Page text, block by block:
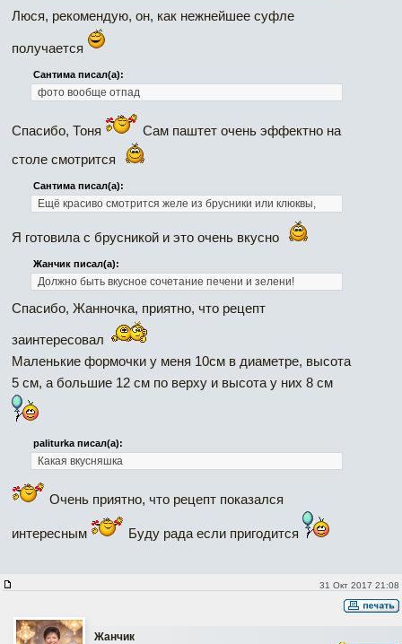
Люся, рекомендую, он, как нежнейшее суфле
получается
Сантима писал(а):
фото вообще отпад
Спасибо, Тоня
Сам паштет очень эффектно на
столе смотрится
Сантима писал(а):
Ещё красиво смотрится желе из брусники или клюквы,
Я готовила с брусникой и это очень вкусно
Жанчик писал(а):
Должно быть вкусное сочетание печени и зелени!
Спасибо, Жанночка, приятно, что рецепт
заинтересовал
Маленькие формочки у меня 10см в диаметре, высота
5 см, а большие 12 см по верху и высота у них 8 см
paliturka писал(а):
Какая вкусняшка
Очень приятно, что рецепт показался
интересным Буду рада если пригодится
31 Окт 2017 21:08
Жанчик